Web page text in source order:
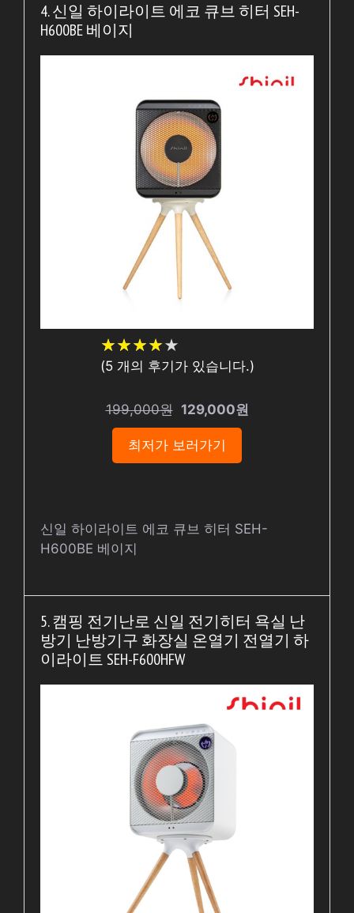
4. 신일 하이라이트 에코 큐브 히터 SEH-
H600BE 베이지
★★★★★
★★★★★
(5개의 후기가 있습니다.)
199,000원 129,000원
최저가 보러가기
신일 하이라이트 에코 큐브 히터 SEH-
H600BE 베이지
5. 캠핑 전기난로 신일 전기히터 욕실 난
방기 난방기구 화장실 온열기 전열기 하
이라이트 SEH-F600HFW